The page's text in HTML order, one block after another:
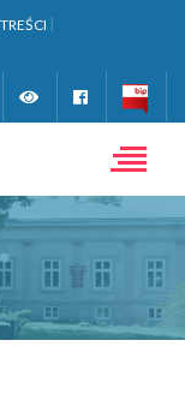
Zmień
kontrastową
Facebook
Toggle